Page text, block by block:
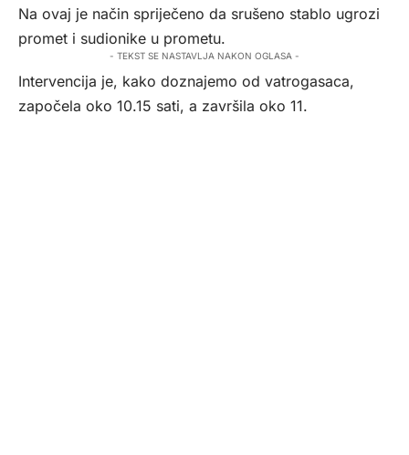
Na ovaj je način spriječeno da srušeno stablo ugrozi
promet i sudionike u prometu.
- TEKST SE NASTAVLJA NAKON OGLASA -
Intervencija je, kako doznajemo od vatrogasaca,
započela oko 10.15 sati, a završila oko 11.